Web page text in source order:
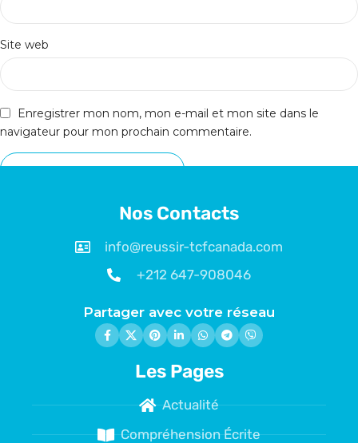
Site web
Enregistrer mon nom, mon e-mail et mon site dans le
navigateur pour mon prochain commentaire.
Nos Contacts
info@reussir-tcfcanada.com
+212 647-908046
Partager avec votre réseau
Les Pages
Actualité
Compréhension Écrite